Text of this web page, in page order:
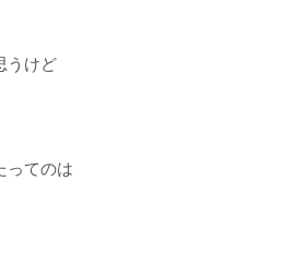
うけど
ってのは